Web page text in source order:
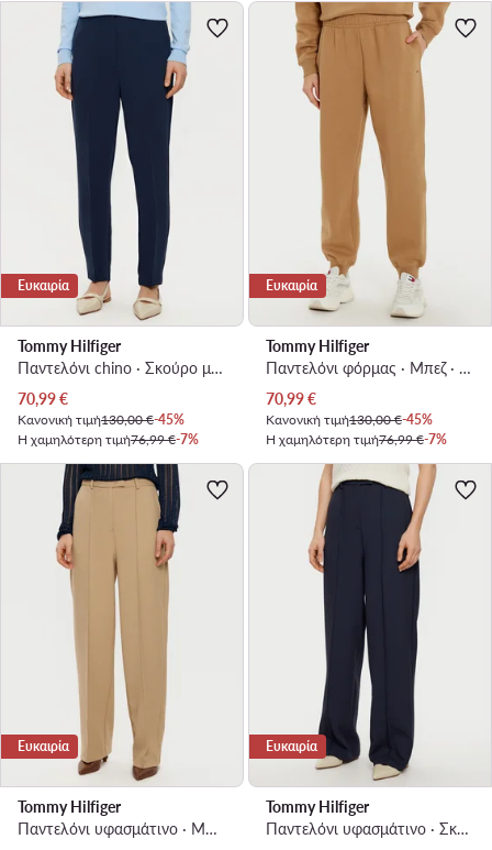
Ευκαιρία
Tommy Hilfiger
Παντελόνι chino · Σκούρο μπλε · Slim Fit
Τρέχουσα τιμή
70,99€
Κανονική τιμή130,00 €-45%
Η χαμηλότερη τιμή76,99 €-7%
Ευκαιρία
Tommy Hilfiger
Παντελόνι φόρμας · Μπεζ · Regular Fit
Τρέχουσα τιμή
70,99€
Κανονική τιμή130,00 €-45%
Η χαμηλότερη τιμή76,99 €-7%
Ευκαιρία
Tommy Hilfiger
Παντελόνι υφασμάτινο · Μπεζ · Regular Fit
Ευκαιρία
Tommy Hilfiger
Παντελόνι υφασμάτινο · Σκούρο μπλε · Regular Fit